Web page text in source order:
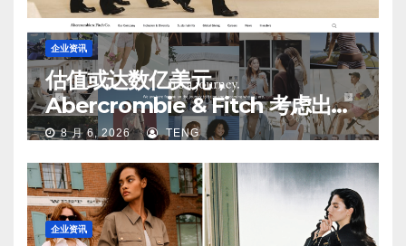
企业资讯
估值或达数亿美元，
Abercrombie & Fitch 考虑出售
中国业务部分股权
8 月 6, 2026 TENG
企业资讯